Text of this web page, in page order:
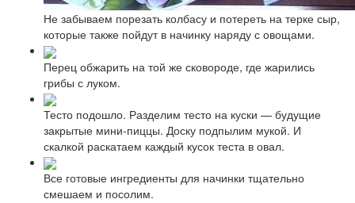
Не забываем порезать колбасу и потереть на терке сыр,
которые также пойдут в начинку наряду с овощами.
Перец обжарить на той же сковороде, где жарились
грибы с луком.
Тесто подошло. Разделим тесто на куски — будущие
закрытые мини-пиццы. Доску подпылим мукой. И
скалкой раскатаем каждый кусок теста в овал.
Все готовые ингредиенты для начинки тщательно
смешаем и посолим.